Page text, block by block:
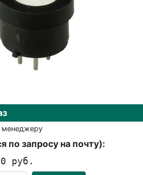
менеджеру
по запросу на почту):
руб.